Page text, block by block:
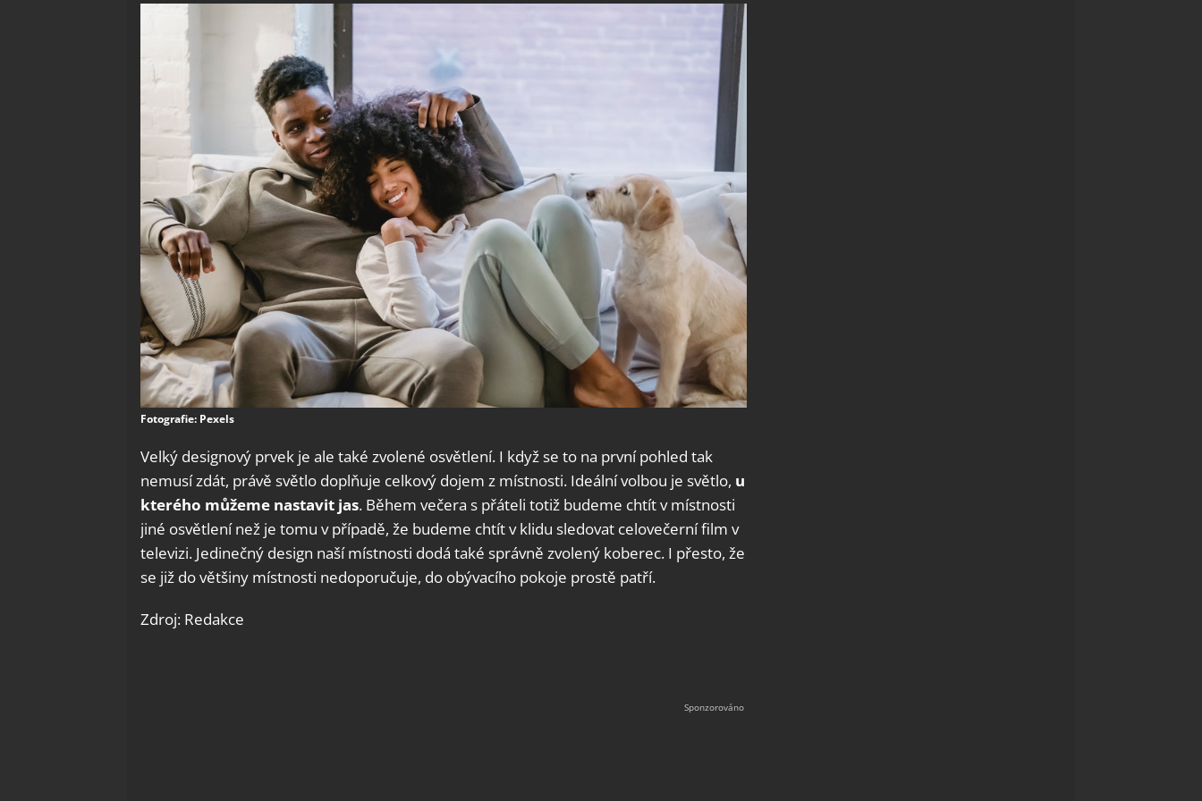
Fotografie: Pexels
Velký designový prvek je ale také zvolené osvětlení. I když se to na první pohled tak
nemusí zdát, právě světlo doplňuje celkový dojem z místnosti. Ideální volbou je světlo, u
kterého můžeme nastavit jas. Během večera s přáteli totiž budeme chtít v místnosti
jiné osvětlení než je tomu v případě, že budeme chtít v klidu sledovat celovečerní film v
televizi. Jedinečný design naší místnosti dodá také správně zvolený koberec. I přesto, že
se již do většiny místnosti nedoporučuje, do obývacího pokoje prostě patří.
Zdroj: Redakce